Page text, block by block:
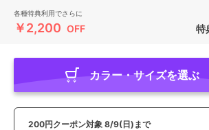
各種特典利用でさらに
￥2,200 OFF 特
カラー・サイズを選ぶ
200円クーポン対象 8/9(日)まで